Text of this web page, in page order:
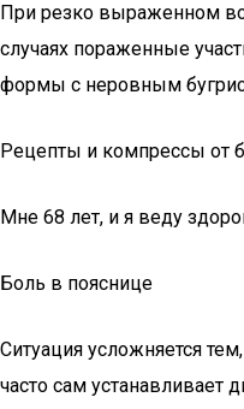
При резко выраженном
случаях пораженные
формы с неровным
Рецепты и компрессы от
Мне 68 лет, и я веду
Боль в пояснице
Ситуация усложняется
часто сам устанавливает